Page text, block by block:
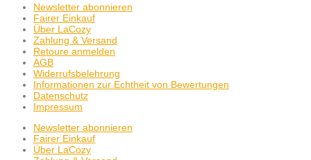
Newsletter abonnieren
Fairer Einkauf
Über LaCozy
Zahlung & Versand
Retoure anmelden
AGB
Widerrufsbelehrung
Informationen zur Echtheit von Bewertungen
Datenschutz
Impressum
Newsletter abonnieren
Fairer Einkauf
Über LaCozy